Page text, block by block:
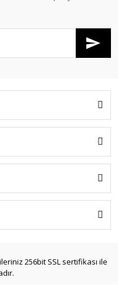
256bit SSL sertifikası ile